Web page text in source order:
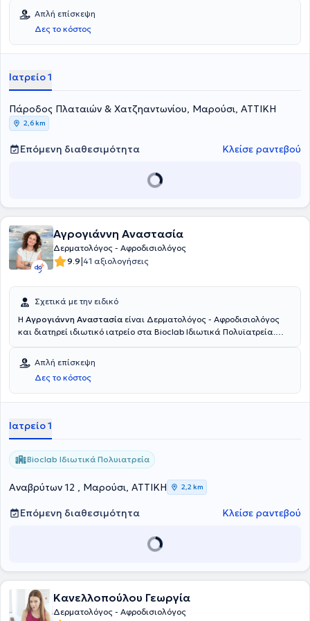
Απλή επίσκεψη
Δες το κόστος
Ιατρείο 1
Πάροδος Πλαταιών & Χατζηαντωνίου, Μαρούσι, ΑΤΤΙΚΗ
2,6 km
Επόμενη διαθεσιμότητα Κλείσε ραντεβού
Αγρογιάννη Αναστασία
Δερματολόγος - Αφροδισιολόγος
9.9|41 αξιολογήσεις
Σχετικά με την ειδικό
Η Αγρογιάννη Αναστασία είναι Δερματολόγος - Αφροδισιολόγος
και διατηρεί ιδιωτικό ιατρείο στα Bioclab Ιδιωτικά Πολυϊατρεία.
Πανεπιστημίου Ιατρικής και Φαρμακευτικής της Κραϊόβα,
ειδικεύτηκε στο Γενικό Αντικαρκινικό - Ογκολογικό Νοσοκομείο
Αθηνών «Άγιος Σάββας» και στο Νοσοκομείο «Ανδρέας Συγγρός».
Διαθέτει πολυετή κλινική καθώς και ερευνητική εμπειρία
Απλή επίσκεψη
Δες το κόστος
Ιατρείο 1
Bioclab Ιδιωτικά Πολυιατρεία
Αναβρύτων 12 , Μαρούσι, ΑΤΤΙΚΗ 2,2 km
Επόμενη διαθεσιμότητα Κλείσε ραντεβού
Κανελλοπούλου Γεωργία
Δερματολόγος - Αφροδισιολόγος